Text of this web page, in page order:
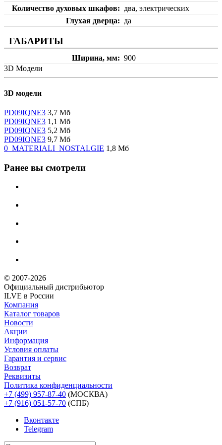
Количество духовых шкафов
два, электрических
Глухая дверца
да
ГАБАРИТЫ
Ширина, мм
900
3D Модели
3D модели
PD09IQNE3 3,7 Мб
PD09IQNE3 1,1 Мб
PD09IQNE3 5,2 Мб
PD09IQNE3 9,7 Мб
0_MATERIALI_NOSTALGIE 1,8 Мб
Ранее вы смотрели
© 2007-2026
Официальный дистрибьютoр
ILVE в России
Компания
Каталог товаров
Новости
Акции
Информация
Условия оплаты
Гарантия и сервис
Возврат
Реквизиты
Политика конфиденциальности
+7 (499) 957-87-40 (МОСКВА)
+7 (916) 051-57-70 (СПБ)
Вконтакте
Telegram